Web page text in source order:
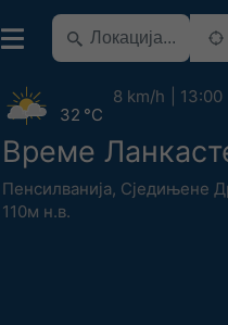
Време
Пенсилванија, Сједињене
110м н.в.
32 °C
8 km/h 13:00